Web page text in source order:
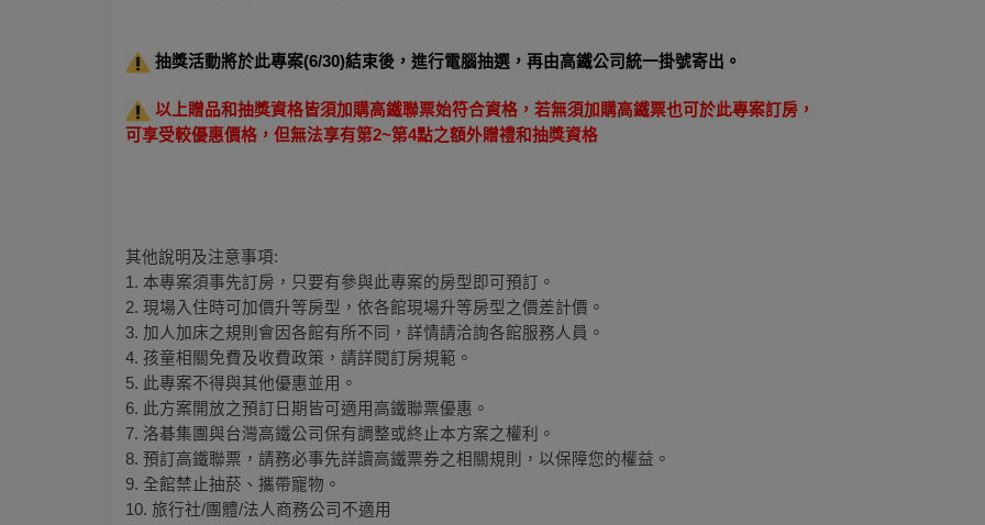
抽獎活動將於此專案(6/30)結束後，進行電腦抽選，再由高鐵公司統一掛號寄出。
以上贈品和抽獎資格皆須加購高鐵聯票始符合資格，若無須加購高鐵票也可於此專案訂房，
可享受較優惠價格，但無法享有第2~第4點之額外贈禮和抽獎資格
其他說明及注意事項:
1. 本專案須事先訂房，只要有參與此專案的房型即可預訂。
2. 現場入住時可加價升等房型，依各館現場升等房型之價差計價。
3. 加人加床之規則會因各館有所不同，詳情請洽詢各館服務人員。
4. 孩童相關免費及收費政策，請詳閱訂房規範。
5. 此專案不得與其他優惠並用。
6. 此方案開放之預訂日期皆可適用高鐵聯票優惠。
7. 洛碁集團與台灣高鐵公司保有調整或終止本方案之權利。
8. 預訂高鐵聯票，請務必事先詳讀高鐵票券之相關規則，以保障您的權益。
9. 全館禁止抽菸、攜帶寵物。
10. 旅行社/團體/法人商務公司不適用